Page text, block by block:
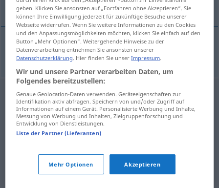
abbagliante
(lucef)abbagliantem Fernlicht
geben. Klicken Sie ansonsten auf „Fortfahren ohne Akzeptieren“. Sie
können Ihre Einwilligung jederzeit für zukünftige Besuche unserer
Webseite widerrufen. Wenn Sie weitere Informationen zu den Cookies
und den Anpassungsmöglichkeiten möchten, klicken Sie einfach auf den
Button „Mehr Optionen“. Weitergehende Hinweise zu der
Datenverarbeitung entnehmen Sie ansonsten unserer
Datenschutzerklärung. Hier finden Sie unserImpressum.
Wir und unsere Partner verarbeiten Daten, um
Folgendes bereitzustellen:
Genaue Geolocation-Daten verwenden. Geräteeigenschaften zur
Identifikation aktiv abfragen. Speichern von und/oder Zugriff auf
Informationen auf einem Gerät. Personalisierte Werbung und Inhalte,
Messung von Werbung und Inhalten, Zielgruppenforschung und
Entwicklung von Dienstleistungen.
Liste der Partner (Lieferanten)
Mehr Optionen Akzeptieren